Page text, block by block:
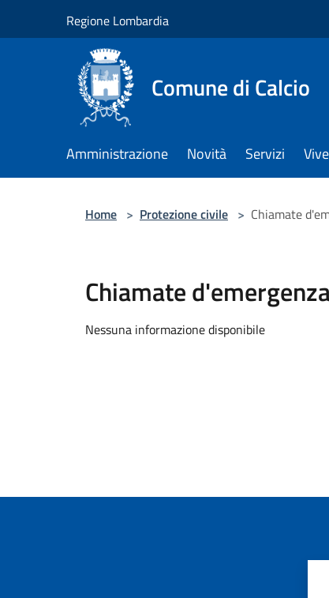
Regione Lombardia
Comune di Calcio
Amministrazione Novità Servizi
Home > Protezione civile > Chiamate
Chiamate
Nessuna informazione disponibile